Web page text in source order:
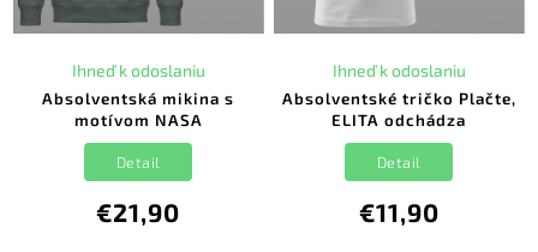
Absolventská mikina s
motívom NASA
Ihneď k odoslaniu
€21,90
Detail
Absolventské tričko Plačte,
ELITA odchádza
Ihneď k odoslaniu
€11,90
Detail